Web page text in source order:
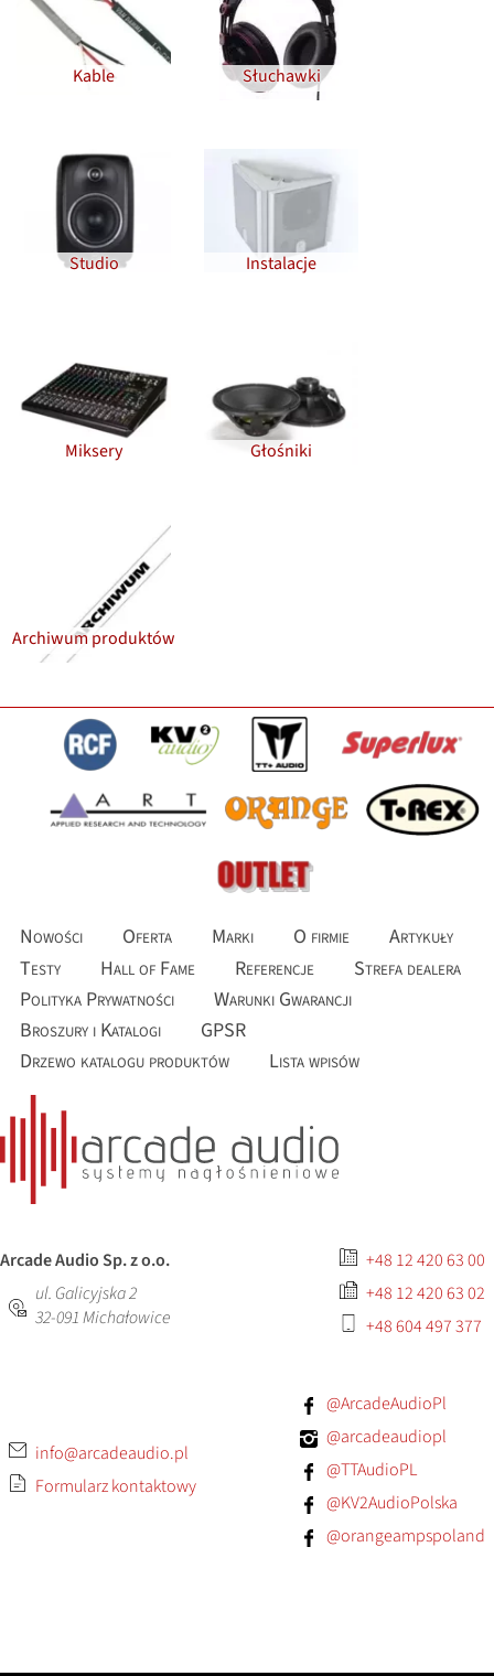
Kable Słuchawki
Studio Instalacje
Miksery Głośniki
Archiwum produktów
Nowości Oferta Marki O firmie
Artykuły
Testy
Hall of Fame Referencje
Strefa dealera
Polityka Prywatności
Warunki Gwarancji
Broszury i Katalogi
GPSR
Drzewo katalogu produktów
Lista wpisów
Arcade Audio Sp. z o.o.
ul. Galicyjska 2
32-091Michałowice
+48 12 420 63 00
+48 12 420 63 02
+48 604 497 377
info@arcadeaudio.pl
Formularz kontaktowy
@ArcadeAudioPl
@arcadeaudiopl
@TTAudioPL
@KV2AudioPolska
@orangeampspoland